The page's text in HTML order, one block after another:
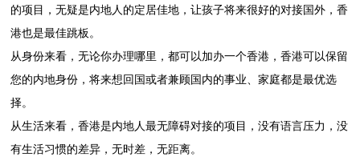
的项目，无疑是内地人的定居佳地，让孩子将来很好的对接国外，香
港也是最佳跳板。
从身份来看，无论你办理哪里，都可以加办一个香港，香港可以保留
您的内地身份，将来想回国或者兼顾国内的事业、家庭都是最优选
择。
从生活来看，香港是内地人最无障碍对接的项目，没有语言压力，没
有生活习惯的差异，无时差，无距离。